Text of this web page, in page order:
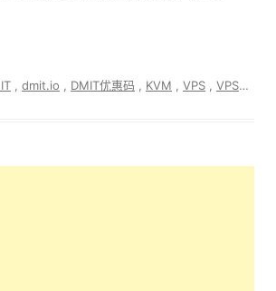
dmit.io DMIT优惠码 KVM VPS VPS优惠动态